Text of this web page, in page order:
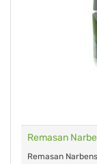
Remasan
Remasan